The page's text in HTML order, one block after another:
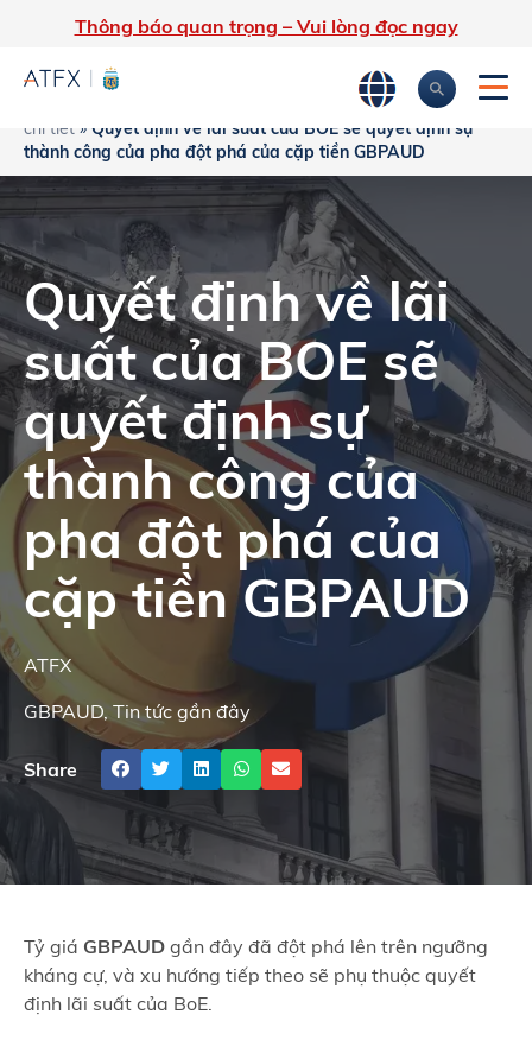
Thông báo quan trọng – Vui lòng đọc ngay
Tin tức thị trường & Thông tin
chi tiết » Quyết định về lãi suất của BOE sẽ quyết định sự
thành công của pha đột phá của cặp tiền GBPAUD
Quyết định về lãi
suất của BOE sẽ
quyết định sự
thành công của
pha đột phá của
cặp tiền GBPAUD
ATFX
GBPAUD, Tin tức gần đây
Share
Tỷ giá GBPAUD gần đây đã đột phá lên trên ngưỡng
kháng cự, và xu hướng tiếp theo sẽ phụ thuộc quyết
định lãi suất của BoE.